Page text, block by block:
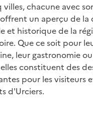
villes, chacune avec
un aperçu de la
et historique de la
Que ce soit pour
leur gastronomie
constituent des
pour les visiteurs
d'Urciers.